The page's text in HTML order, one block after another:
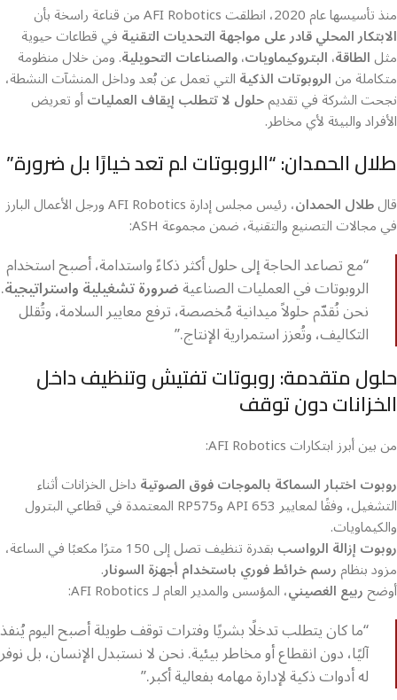
منذ تأسيسها عام 2020، انطلقت AFI Robotics من قناعة راسخة بأن
الابتكار المحلي قادر على مواجهة التحديات التقنيةفي قطاعات حيوية
مثلالطاقة، البتروكيماويات، والصناعات التحويلية. ومن خلال منظومة
متكاملة منالروبوتات الذكيةالتي تعمل عن بُعد وداخل المنشآت النشطة،
نجحت الشركة في تقديمحلول لا تتطلب إيقاف العملياتأو تعريض
الأفراد والبيئة لأي مخاطر.
طلال الحمدان: “الروبوتات لم تعد خيارًا بل ضرورة”
قالطلال الحمدان ، رئيس مجلس إدارة AFI Robotics ورجل الأعمال البارز
في مجالات التصنيع والتقنية، ضمن مجموعة ASH:
“مع تصاعد الحاجة إلى حلول أكثر ذكاءً واستدامة، أصبح استخدام
الروبوتات في العمليات الصناعيةضرورة تشغيلية واستراتيجية.
نحن نُقدّم حلولاً ميدانية مُخصصة، ترفع معايير السلامة، وتُقلل
التكاليف، وتُعزز استمرارية الإنتاج.”
حلول متقدمة: روبوتات تفتيش وتنظيف داخل
الخزانات دون توقف
من بين أبرز ابتكارات AFI Robotics:
روبوت اختبار السماكة بالموجات فوق الصوتيةداخل الخزانات أثناء
التشغيل، وفقًا لمعايير API 653 وRP575 المعتمدة في قطاعي البترول
والكيماويات.
روبوت إزالة الرواسب بقدرة تنظيف تصل إلى 150 مترًا مكعبًا في الساعة،
مزود بنظامرسم خرائط فوري باستخدام أجهزة السونار.
أوضحربيع الغصيني، المؤسس والمدير العام لـ AFI Robotics:
“ما كان يتطلب تدخلًا بشريًا وفترات توقف طويلة أصبح اليوم يُنفذ
آليًا، دون انقطاع أو مخاطر بيئية. نحن لا نستبدل الإنسان، بل نوفر
له أدوات ذكية لإدارة مهامه بفعالية أكبر.”